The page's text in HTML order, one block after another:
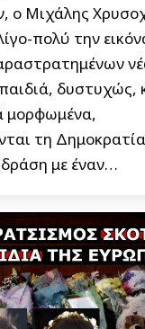
ο Μιχάλης
πολύ την
δυστυχώς,
μορφωμένα,
τη
με έναν…